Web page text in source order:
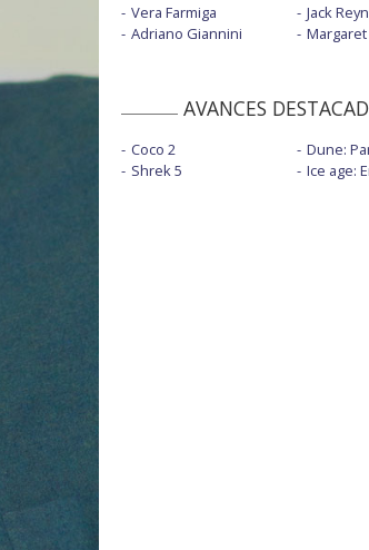
Vera Farmiga
Adriano Giannini
Jack
AVANCES
Coco 2
Shrek 5
Dune:
Ice age: